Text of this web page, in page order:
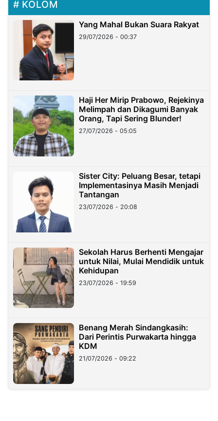
KOLOM
Yang Mahal Bukan Suara Rakyat
29/07/2026 - 00:37
Haji Her Mirip Prabowo, Rejekinya
Melimpah dan Dikagumi Banyak
Orang, Tapi Sering Blunder!
27/07/2026 - 05:05
Sister City: Peluang Besar, tetapi
Implementasinya Masih Menjadi
Tantangan
23/07/2026 - 20:08
Sekolah Harus Berhenti Mengajar
untuk Nilai, Mulai Mendidik untuk
Kehidupan
23/07/2026 - 19:59
Benang Merah Sindangkasih:
Dari Perintis Purwakarta hingga
KDM
21/07/2026 - 09:22